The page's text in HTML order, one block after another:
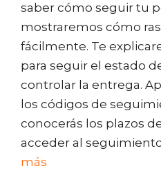
saber cómo seguir tu
mostraremos cómo
fácilmente. Te
para seguir el estado
controlar la entrega.
los códigos de
conocerás los plazos
acceder al
más